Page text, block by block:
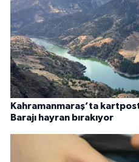
Kahramanmaraş’ta
Barajı hayran bırakıyor